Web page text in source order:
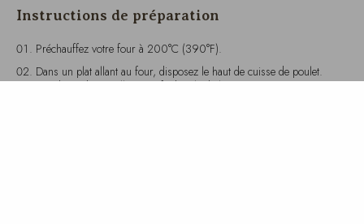
Préchauffez votre four à 200°C (390°F).
Arrosez d’une demi-cuillère à café d’huile d’olive et assaisonnez avec
du sel, du poivre et la moitié des herbes de Provence.
Coupez la courgette en rondelles et la tomate en quartiers.